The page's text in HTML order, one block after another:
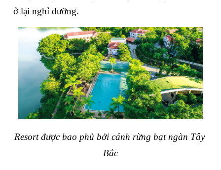
ở lại nghỉ dưỡng.
Resort được bao phủ bởi cánh rừng bạt ngàn Tây
Bắc